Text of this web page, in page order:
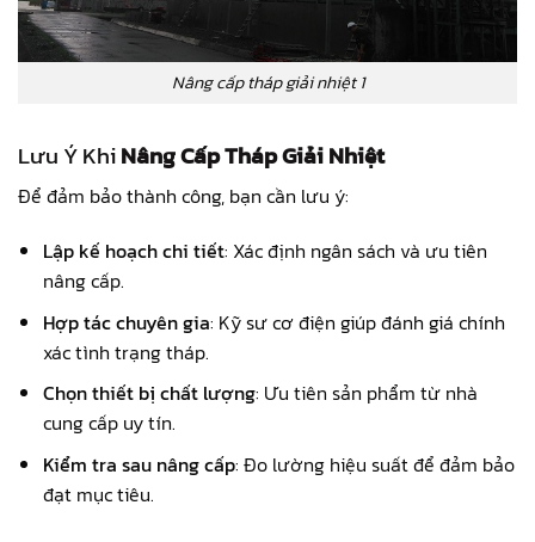
Nâng cấp tháp giải nhiệt 1
Lưu Ý KhiNâng Cấp Tháp Giải Nhiệt
Để đảm bảo thành công, bạn cần lưu ý:
Lập kế hoạch chi tiết: Xác định ngân sách và ưu tiên
nâng cấp.
Hợp tác chuyên gia: Kỹ sư cơ điện giúp đánh giá chính
xác tình trạng tháp.
Chọn thiết bị chất lượng: Ưu tiên sản phẩm từ nhà
cung cấp uy tín.
Kiểm tra sau nâng cấp: Đo lường hiệu suất để đảm bảo
đạt mục tiêu.